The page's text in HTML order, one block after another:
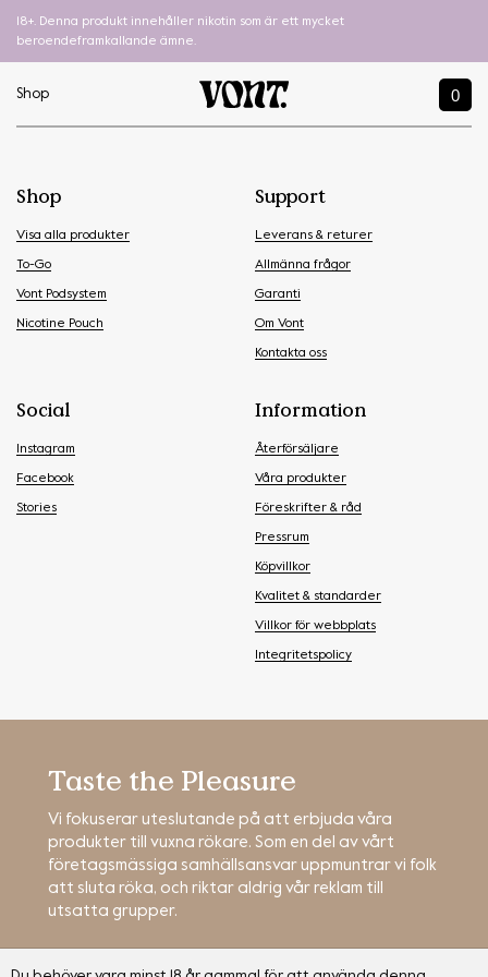
18+. Denna produkt innehåller nikotin som är ett mycket
beroendeframkallande ämne.
Shop 0
Shop
Visa alla produkter
To-Go
Vont Podsystem
Nicotine Pouch
Support
Leverans & returer
Allmänna frågor
Garanti
Om Vont
Kontakta oss
Social
Instagram
Facebook
Stories
Information
Återförsäljare
Våra produkter
Föreskrifter & råd
Pressrum
Köpvillkor
Kvalitet & standarder
Villkor för webbplats
Integritetspolicy
Taste the Pleasure
Vi fokuserar uteslutande på att erbjuda våra
produkter till vuxna rökare. Som en del av vårt
företagsmässiga samhällsansvar uppmuntrar vi folk
att sluta röka, och riktar aldrig vår reklam till
utsatta grupper.